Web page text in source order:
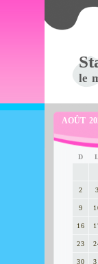
le
AOÛT
D L
2 3
9
16
23
30